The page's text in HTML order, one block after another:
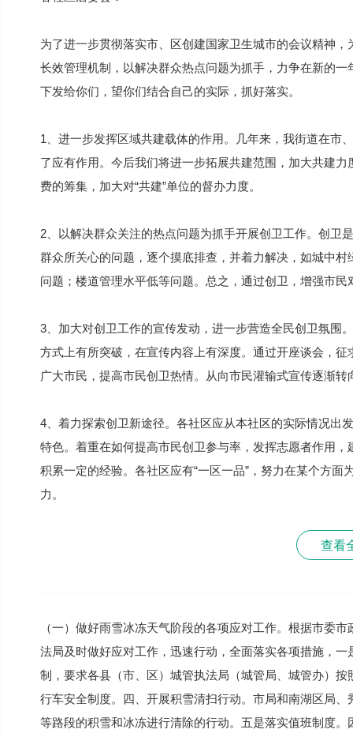
为了进一步贯彻落实市、区创建国家卫生城市的会议精神
长效管理机制，以解决群众热点问题为抓手，力争在新的
下发给你们，望你们结合自己的实际，抓好落实。
1、进一步发挥区域共建载体的作用。几年来，我街道在市
了应有作用。今后我们将进一步拓展共建范围，加大共建力
费的筹集，加大对“共建”单位的督办力度。
2、以解决群众关注的热点问题为抓手开展创卫工作。创卫
群众所关心的问题，逐个摸底排查，并着力解决，如城中
问题；楼道管理水平低等问题。总之，通过创卫，增强市
3、加大对创卫工作的宣传发动，进一步营造全民创卫氛围
方式上有所突破，在宣传内容上有深度。通过开座谈会，
广大市民，提高市民创卫热情。从向市民灌输式宣传逐渐
4、着力探索创卫新途径。各社区应从本社区的实际情况出
特色。着重在如何提高市民创卫参与率，发挥志愿者作用
积累一定的经验。各社区应有“一区一品”，努力在某个方
力。
查看
（一）做好雨雪冰冻天气阶段的各项应对工作。根据市委
法局及时做好应对工作，迅速行动，全面落实各项措施，
制，要求各县（市、区）城管执法局（城管局、城管办）
行车安全制度。四、开展积雪清扫行动。市局和南湖区局
等路段的积雪和冰冻进行清除的行动。五是落实值班制度